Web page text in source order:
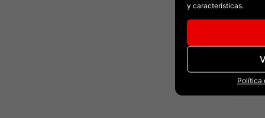
y características.
Política